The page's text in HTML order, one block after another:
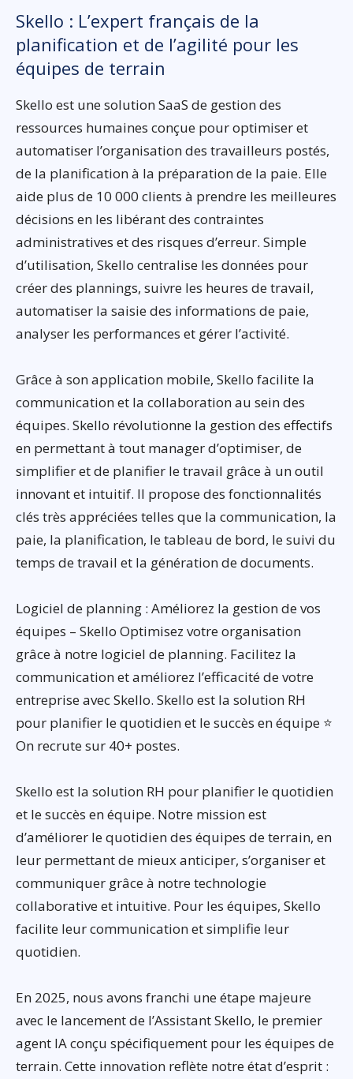
Skello : L’expert français de la
planification et de l’agilité pour les
équipes de terrain
Skello est une solution SaaS de gestion des
ressources humaines conçue pour optimiser et
automatiser l’organisation des travailleurs postés,
de la planification à la préparation de la paie. Elle
aide plus de 10 000 clients à prendre les meilleures
décisions en les libérant des contraintes
administratives et des risques d’erreur. Simple
d’utilisation, Skello centralise les données pour
créer des plannings, suivre les heures de travail,
automatiser la saisie des informations de paie,
analyser les performances et gérer l’activité.
Grâce à son application mobile, Skello facilite la
communication et la collaboration au sein des
équipes. Skello révolutionne la gestion des effectifs
en permettant à tout manager d’optimiser, de
simplifier et de planifier le travail grâce à un outil
innovant et intuitif. Il propose des fonctionnalités
clés très appréciées telles que la communication, la
paie, la planification, le tableau de bord, le suivi du
temps de travail et la génération de documents.
Logiciel de planning : Améliorez la gestion de vos
équipes – Skello Optimisez votre organisation
grâce à notre logiciel de planning. Facilitez la
communication et améliorez l’efficacité de votre
entreprise avec Skello. Skello est la solution RH
pour planifier le quotidien et le succès en équipe ⭐
On recrute sur 40+ postes.
Skello est la solution RH pour planifier le quotidien
et le succès en équipe. Notre mission est
d’améliorer le quotidien des équipes de terrain, en
leur permettant de mieux anticiper, s’organiser et
communiquer grâce à notre technologie
collaborative et intuitive. Pour les équipes, Skello
facilite leur communication et simplifie leur
quotidien.
En 2025, nous avons franchi une étape majeure
avec le lancement de l’Assistant Skello, le premier
agent IA conçu spécifiquement pour les équipes de
terrain. Cette innovation reflète notre état d’esprit :